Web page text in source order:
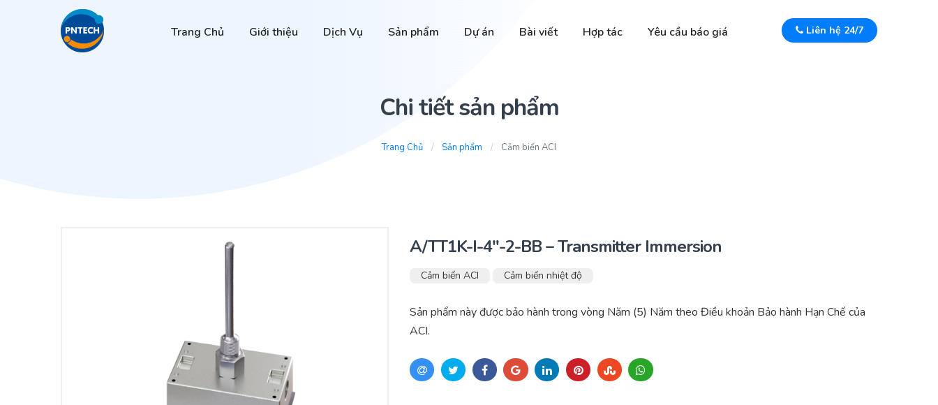
Trang Chủ Giới thiệu Dịch Vụ Sản phẩm Dự án Bài viết Hợp tác Yêu cầu báo giá Liên hệ 24/7
Chi tiết sản phẩm
Trang Chủ Sản phẩm Cảm biến ACI
A/TT1K-I-4″-2-BB – Transmitter Immersion
Cảm biến ACI Cảm biến nhiệt độ
Sản phẩm này được bảo hành trong vòng Năm (5) Năm theo Điều khoản Bảo hành Hạn Chế của
ACI.